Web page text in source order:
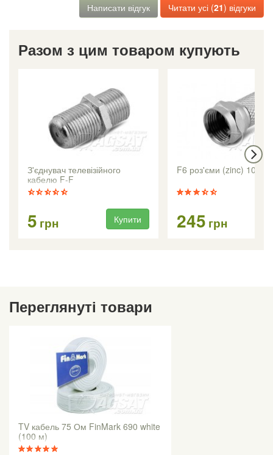
Написати відгук Читати усі (21) відгуки
Разом з цим товаром купують
З'єднувач телевізійного
кабелю F-F
5 грн Купити
F6 роз'єми (zinc) 100
245 грн
Переглянуті товари
TV кабель 75 Ом FinMark 690 white
(100 м)